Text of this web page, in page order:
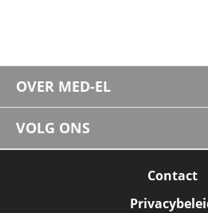
OVER MED-EL
VOLG ONS
Contact